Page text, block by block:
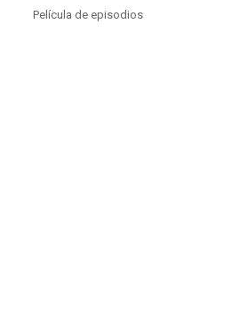
Película de episodios